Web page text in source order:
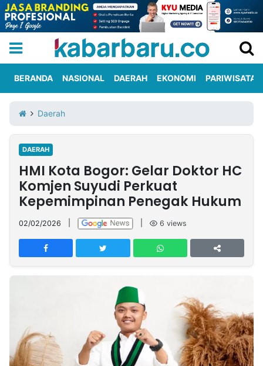
Iklan
Berita
Kami
Nasional
International
Olahraga
Entertainment
Daerah
Pariwisata
Kuliner
Kolom
Network
PT
TREETAN
INDONESIA
Insight
NTB
Suara
Time
Lens
IDN
Daily
Jogja
Jalan
Rakyat
Idealita
News
Kita
Notice
Radar
Baru
Seedbacklink
BERANDA NASIONAL DAERAH EKONOMI PARIWISATA
Daerah
DAERAH
HMI Kota Bogor: Gelar Doktor HC
Komjen Suyudi Perkuat
Kepemimpinan Penegak Hukum
02/02/2026 6 views